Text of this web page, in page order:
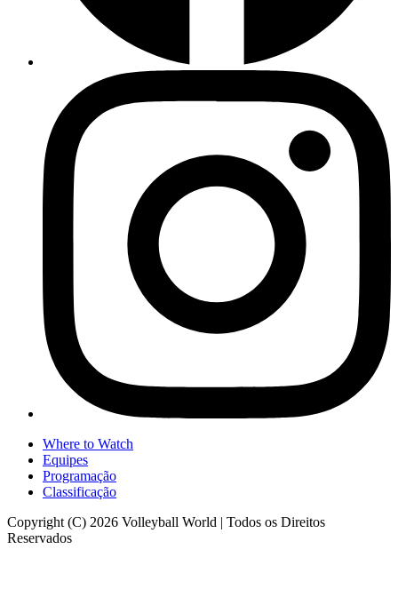
Where to Watch
Equipes
Programação
Classificação
Copyright (C) 2026 Volleyball World | Todos os Direitos
Reservados